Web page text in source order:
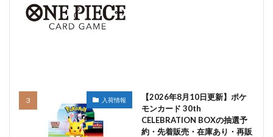
入荷情報
【2026年8月10日更新】ポケ
モンカード 30th
CELEBRATION BOXの抽選予
約・先着販売・在庫あり・再販